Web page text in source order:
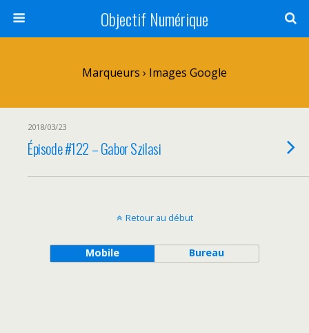
Objectif Numérique
Marqueurs › Images Google
2018/03/23
Épisode #122 – Gabor Szilasi
Retour au début
Mobile Bureau